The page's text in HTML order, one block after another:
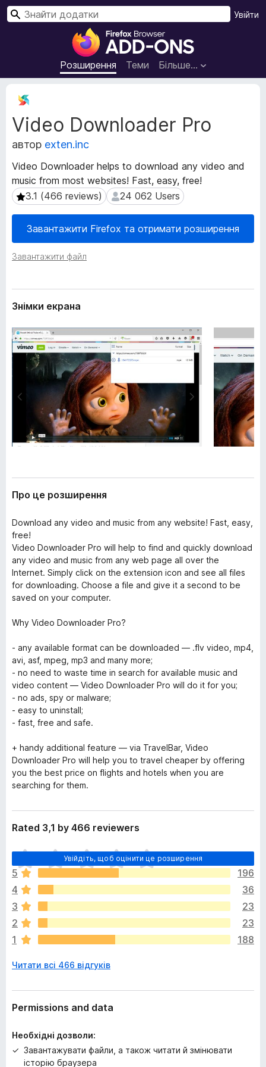
Д
о
д
а
и
б
а
у
з
е
а
e
x
Розширення Теми Більше…
Увійти
П
Video Downloader Pro
автор exten.inc
Video Downloader helps to download any video and
music from most websites! Fast, easy, free!
3.1 (466 reviews)
3.1 (466 reviews) 24 062 Users
24 062 Users
Завантажити Firefox та отримати розширення
Завантажити файл
М
т
а
д
н
і
р
о
и
р
я
Знімки екрана
Про це розширення
Download any video and music from any website! Fast, easy,
free!
Video Downloader Pro will help to find and quickly download
any video and music from any web page all over the
Internet. Simply click on the extension icon and see all files
for downloading. Choose a file and give it a second to be
saved on your computer.
Why Video Downloader Pro?
- any available format can be downloaded — .flv video, mp4,
avi, asf, mpeg, mp3 and many more;
- no need to waste time in search for available music and
video content — Video Downloader Pro will do it for you;
- no ads, spy or malware;
- easy to uninstall;
- fast, free and safe.
+ handy additional feature — via TravelBar, Video
Downloader Pro will help you to travel cheaper by offering
you the best price on flights and hotels when you are
searching for them.
Rated 3,1 by 466 reviewers
Увійдіть, щоб оцінити це розширення
Щ
е
н
е
м
а
є
о
і
о
к
5
196
4
36
3
23
2
23
1
188
Читати всі 466 відгуків
Permissions and data
Необхідні дозволи:
Завантажувати файли, а також читати й змінювати
історію браузера